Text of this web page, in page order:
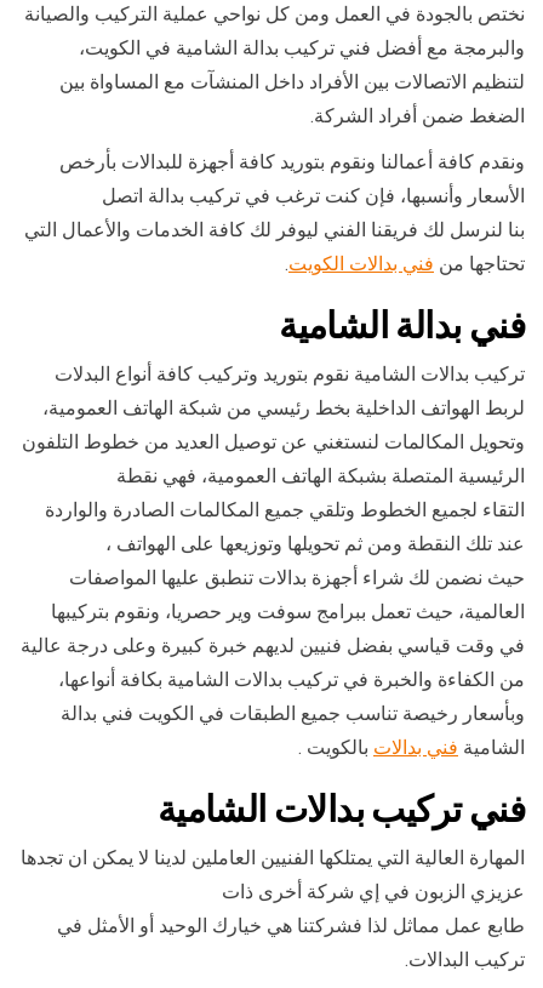
نختص بالجودة في العمل ومن كل نواحي عملية التركيب والصيانة
والبرمجة مع أفضل فني تركيب بدالة الشامية في الكويت،
لتنظيم الاتصالات بين الأفراد داخل المنشآت مع المساواة بين
الضغط ضمن أفراد الشركة.
ونقدم كافة أعمالنا ونقوم بتوريد كافة أجهزة للبدالات بأرخص
الأسعار وأنسبها، فإن كنت ترغب في تركيب بدالة اتصل
بنا لنرسل لك فريقنا الفني ليوفر لك كافة الخدمات والأعمال التي
تحتاجها من فني بدالات الكويت.
فني بدالة الشامية
تركيب بدالات الشامية نقوم بتوريد وتركيب كافة أنواع البدلات
لربط الهواتف الداخلية بخط رئيسي من شبكة الهاتف العمومية،
وتحويل المكالمات لنستغني عن توصيل العديد من خطوط التلفون
الرئيسية المتصلة بشبكة الهاتف العمومية، فهي نقطة
التقاء لجميع الخطوط وتلقي جميع المكالمات الصادرة والواردة
عند تلك النقطة ومن ثم تحويلها وتوزيعها على الهواتف ،
حيث نضمن لك شراء أجهزة بدالات تنطبق عليها المواصفات
العالمية، حيث تعمل ببرامج سوفت وير حصريا، ونقوم بتركيبها
في وقت قياسي بفضل فنيين لديهم خبرة كبيرة وعلى درجة عالية
من الكفاءة والخبرة في تركيب بدالات الشامية بكافة أنواعها،
وبأسعار رخيصة تناسب جميع الطبقات في الكويت فني بدالة
الشامية فني بدالات بالكويت .
فني تركيب بدالات الشامية
المهارة العالية التي يمتلكها الفنيين العاملين لدينا لا يمكن ان تجدها
عزيزي الزبون في إي شركة أخرى ذات
طابع عمل مماثل لذا فشركتنا هي خيارك الوحيد أو الأمثل في
تركيب البدالات.